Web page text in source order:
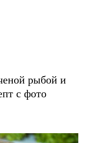
рыбой и
с фото